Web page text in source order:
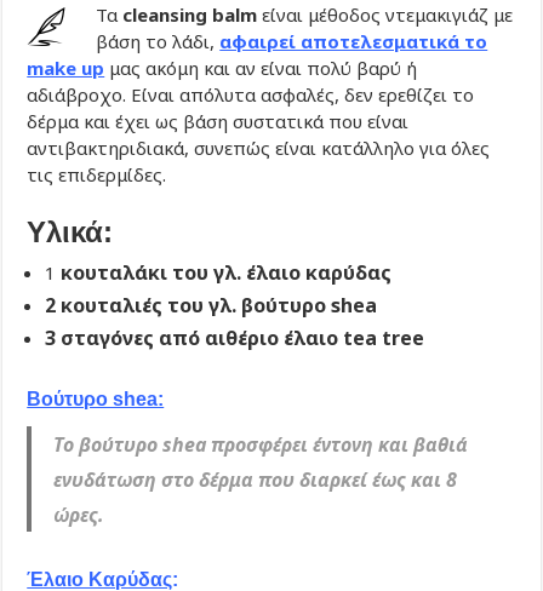
Τα cleansing balm είναι μέθοδος ντεμακιγιάζ με
βάση το λάδι, αφαιρεί αποτελεσματικά το
make up μας ακόμη και αν είναι πολύ βαρύ ή
αδιάβροχο. Είναι απόλυτα ασφαλές, δεν ερεθίζει το
δέρμα και έχει ως βάση συστατικά που είναι
αντιβακτηριδιακά, συνεπώς είναι κατάλληλο για όλες
τις επιδερμίδες.
Υλικά:
1 κουταλάκι του γλ. έλαιο καρύδας
2 κουταλιές του γλ. βούτυρο shea
3 σταγόνες από αιθέριο έλαιο tea tree
Βούτυρο shea:
Το βούτυρο shea προσφέρει έντονη και βαθιά
ενυδάτωση στο δέρμα που διαρκεί έως και 8
ώρες.
Έλαιο Καρύδας: